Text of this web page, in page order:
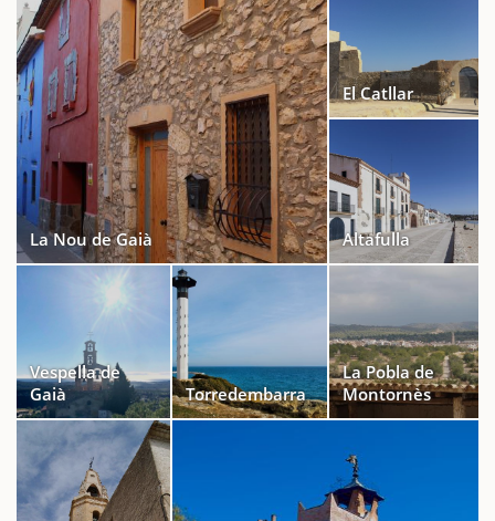
La Nou de Gaià
El Catllar
Altafulla
Vespella de
Gaià
Torredembarra
La Pobla de
Montornès